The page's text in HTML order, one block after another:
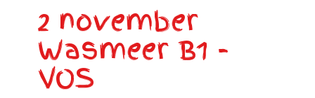
2 november
Wasmeer B1 -
VOS